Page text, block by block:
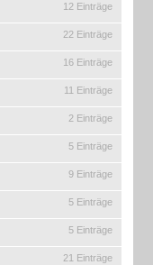
12 Einträge
22 Einträge
16 Einträge
11 Einträge
2 Einträge
5 Einträge
9 Einträge
5 Einträge
5 Einträge
21 Einträge